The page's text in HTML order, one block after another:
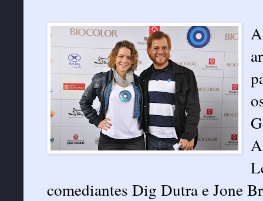
comediantes Dig Dutra e Jone